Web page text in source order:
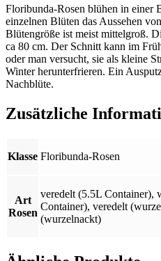
Floribunda-Rosen blühen in einer
einzelnen Blüten das Aussehen
Blütengröße ist meist mittelgroß.
ca 80 cm. Der Schnitt kann im
oder man versucht, sie als kleine
Winter herunterfrieren. Ein
Nachblüte.
Zusätzliche
Klasse Floribunda-Rosen
Art
Rosen
veredelt (5.5L Container),
Container), veredelt
(wurzelnackt)